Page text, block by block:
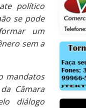
político
se pode
um
sem a
mandatos
Câmara
diálogo